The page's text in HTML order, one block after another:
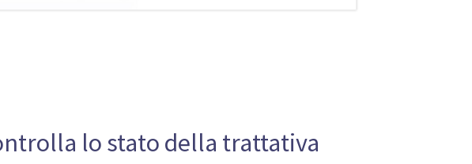
lo stato della trattativa